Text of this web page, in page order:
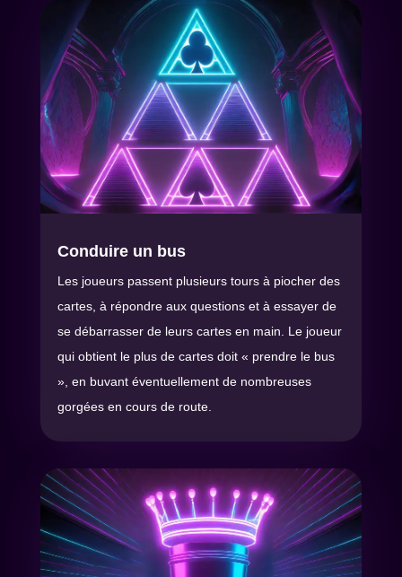
Conduire un bus
Les joueurs passent plusieurs tours à piocher des
cartes, à répondre aux questions et à essayer de
se débarrasser de leurs cartes en main. Le joueur
qui obtient le plus de cartes doit « prendre le bus
», en buvant éventuellement de nombreuses
gorgées en cours de route.